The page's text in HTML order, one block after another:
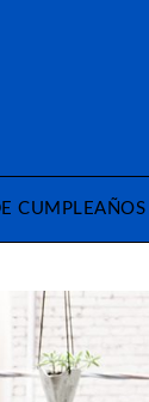
CUMPLEAÑOS